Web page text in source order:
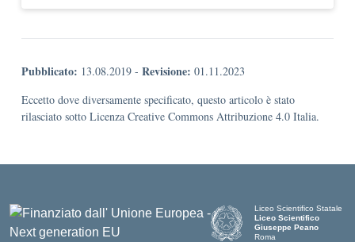
Pubblicato: 13.08.2019 - Revisione: 01.11.2023
Eccetto dove diversamente specificato, questo articolo è stato
rilasciato sotto Licenza Creative Commons Attribuzione 4.0 Italia.
Liceo Scientifico Statale
Liceo Scientifico
Giuseppe Peano
Roma